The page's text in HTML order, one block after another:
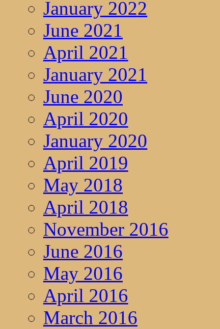
January 2022
June 2021
April 2021
January 2021
June 2020
April 2020
January 2020
April 2019
May 2018
April 2018
November 2016
June 2016
May 2016
April 2016
March 2016